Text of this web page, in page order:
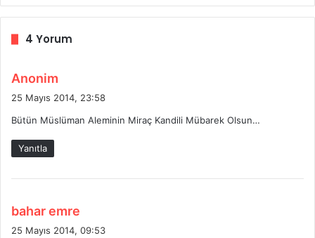
4 Yorum
Anonim
e
i
25 Mayıs 2014, 23:58
Bütün Müslüman Aleminin Miraç Kandili Mübarek Olsun…
Yanıtla
bahar emre
e
25 Mayıs 2014, 09:53